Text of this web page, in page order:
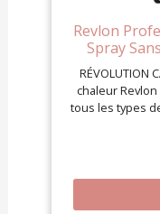
Revlon
Spray
RÉVOLUTION
chaleur
tous les types